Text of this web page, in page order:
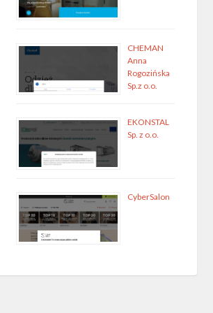
CHEMAN
Anna
Rogozińska
Sp.z o.o.
EKONSTAL
Sp. z o.o.
CyberSalon